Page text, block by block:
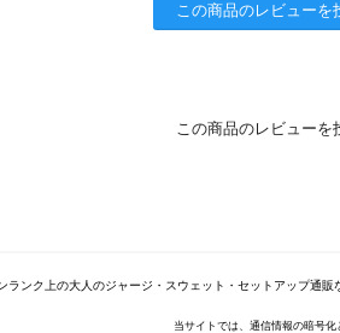
この商品のレビューを
この商品のレビューを
ランク上の大人のジャージ・スウェット・セットアップ通
当サイトでは、通信情報の暗号